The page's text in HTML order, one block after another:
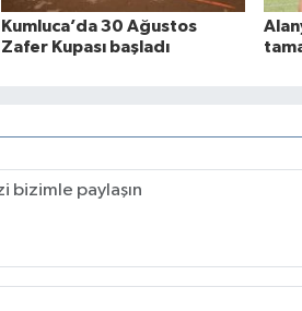
Kumluca’da 30 Ağustos
Zafer Kupası başladı